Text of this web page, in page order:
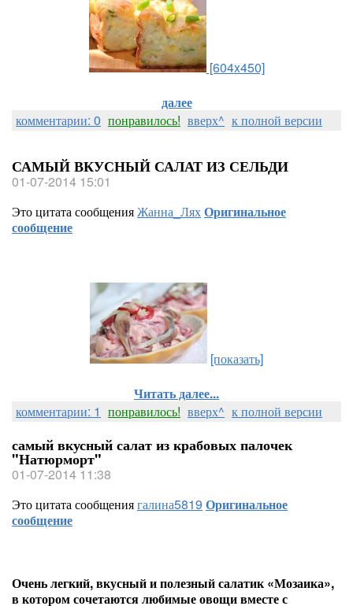
[604x450]
далее
комментарии: 0 понравилось! вверх^ к полной версии
САМЫЙ ВКУСНЫЙ САЛАТ ИЗ СЕЛЬДИ
01-07-2014 15:01
Это цитата сообщенияЖанна_ЛяхОригинальное
сообщение
[показать]
Читать далее...
комментарии: 1 понравилось! вверх^ к полной версии
самый вкусный салат из крабовых палочек
"Натюрморт"
01-07-2014 11:38
Это цитата сообщениягалина5819 Оригинальное
сообщение
Очень легкий, вкусный и полезный салатик «Мозаика»,
в котором сочетаются любимые овощи вместе с